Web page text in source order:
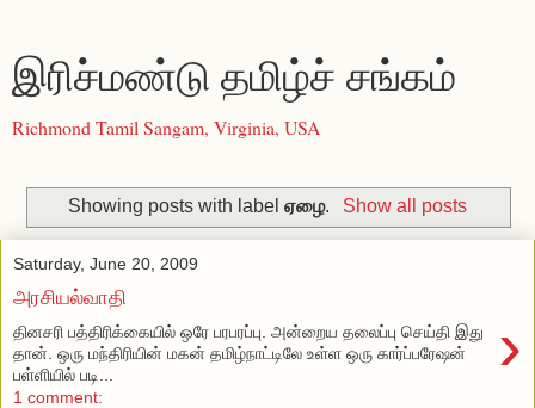
இரிச்மண்டு தமிழ்ச் சங்கம்
Richmond Tamil Sangam, Virginia, USA
Showing posts with labelஏழை. Show all posts
Saturday, June 20, 2009
அரசியல்வாதி
›
தினசரி பத்திரிக்கையில் ஒரே பரபரப்பு. அன்றைய தலைப்பு செய்தி இது
தான். ஒரு மந்திரியின் மகன் தமிழ்நாட்டிலே உள்ள ஒரு கார்ப்பரேஷன்
பள்ளியில் படி...
1 comment: